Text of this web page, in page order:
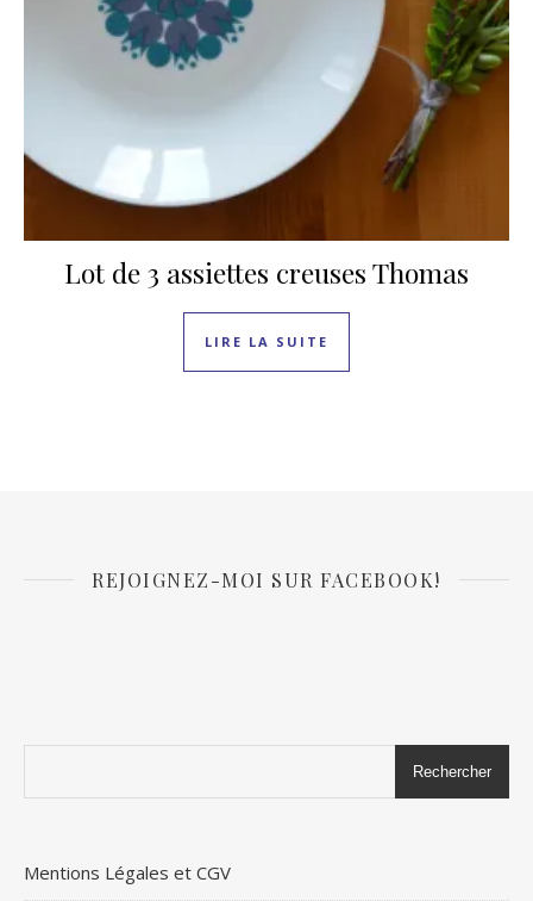
Lot de 3 assiettes creuses Thomas
LIRE LA SUITE
REJOIGNEZ-MOI SUR FACEBOOK!
Rechercher
Mentions Légales et CGV